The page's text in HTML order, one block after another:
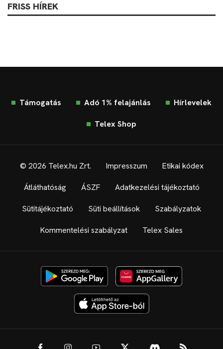
FRISS HÍREK
Támogatás Adó 1% felajánlás Hírlevelek
Telex Shop
© 2026 Telex.hu Zrt. Impresszum Etikai kódex
Átláthatóság ÁSZF Adatkezelési tájékoztató
Sütitájékoztató Süti beállítások Szabályzatok
Kommentelési szabályzat Telex Sales